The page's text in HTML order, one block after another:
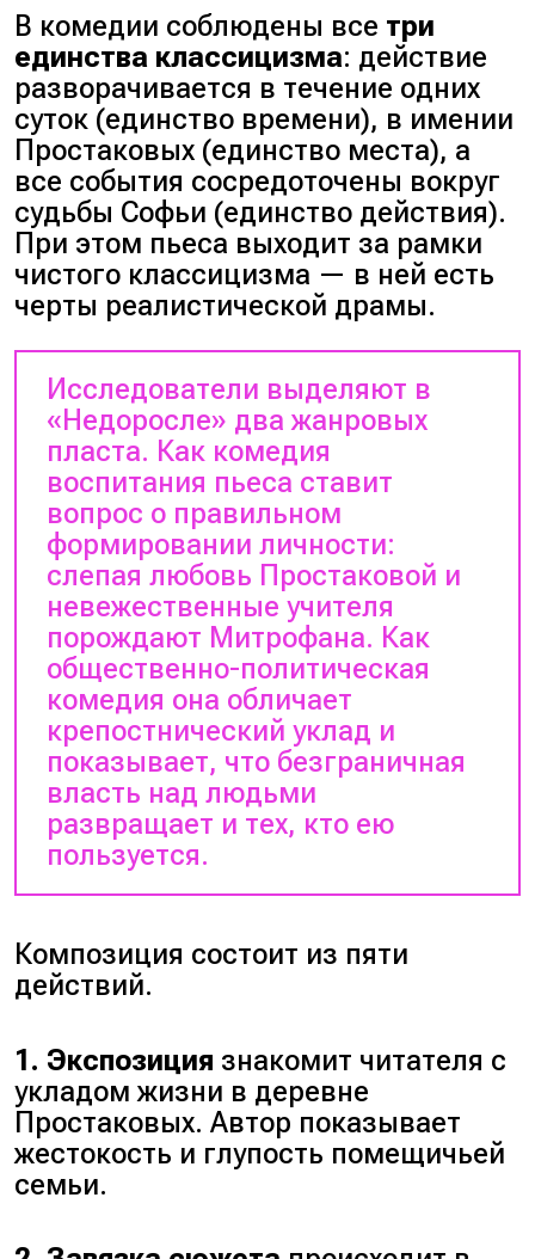
В комедии соблюдены все три
единства классицизма: действие
разворачивается в течение одних
суток (единство времени), в имении
Простаковых (единство места), а
все события сосредоточены вокруг
судьбы Софьи (единство действия).
При этом пьеса выходит за рамки
чистого классицизма — в ней есть
черты реалистической драмы.
Исследователи выделяют в
«Недоросле» два жанровых
пласта. Как комедия
воспитания пьеса ставит
вопрос о правильном
формировании личности:
слепая любовь Простаковой и
невежественные учителя
порождают Митрофана. Как
общественно-политическая
комедия она обличает
крепостнический уклад и
показывает, что безграничная
власть над людьми
развращает и тех, кто ею
пользуется.
Композиция состоит из пяти
действий.
1. Экспозиция знакомит читателя с
укладом жизни в деревне
Простаковых. Автор показывает
жестокость и глупость помещичьей
семьи.